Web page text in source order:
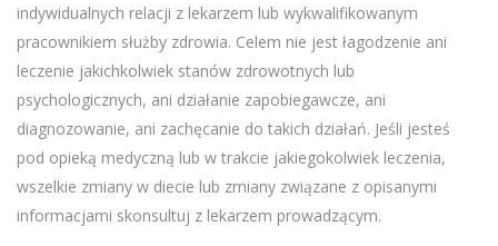
indywidualnych relacji z lekarzem lub wykwalifikowanym
pracownikiem służby zdrowia. Celem nie jest łagodzenie ani
leczenie jakichkolwiek stanów zdrowotnych lub
psychologicznych, ani działanie zapobiegawcze, ani
diagnozowanie, ani zachęcanie do takich działań. Jeśli jesteś
pod opieką medyczną lub w trakcie jakiegokolwiek leczenia,
wszelkie zmiany w diecie lub zmiany związane z opisanymi
informacjami skonsultuj z lekarzem prowadzącym.